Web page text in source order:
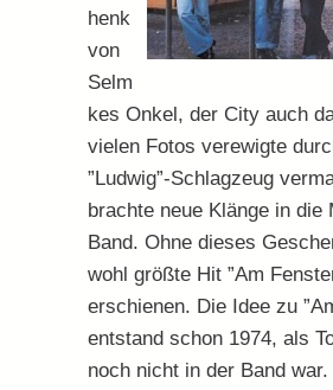
henk
von
Selm
kes Onkel, der City auch
vielen Fotos verewigte
”Ludwig”-Schlagzeug
brachte neue Klänge in die
Band. Ohne dieses
wohl größte Hit ”Am
erschienen. Die Idee zu
entstand schon 1974, als
noch nicht in der Band war.